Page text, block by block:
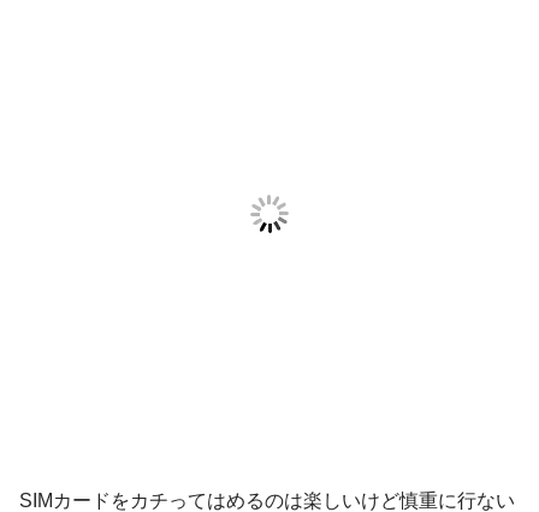
SIMカードをカチってはめるのは楽しいけど慎重に行ない